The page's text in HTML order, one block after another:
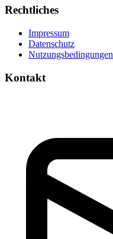
Rechtliches
Impressum
Datenschutz
Nutzungsbedingungen
Kontakt